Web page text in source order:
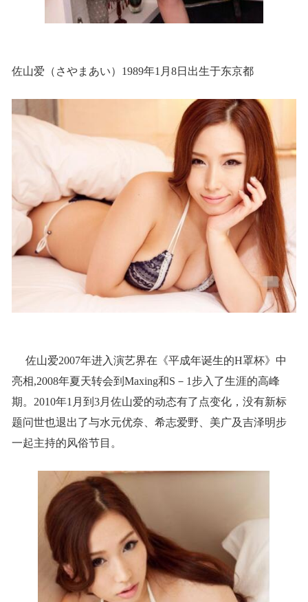
佐山爱（さやまあい）1989年1月8日出生于东京都
佐山爱2007年进入演艺界在《平成年诞生的H罩杯》中
亮相,2008年夏天转会到Maxing和S－1步入了生涯的高峰
期。2010年1月到3月佐山爱的动态有了点变化，没有新标
题问世也退出了与水元优奈、希志爱野、美广及吉泽明步
一起主持的风俗节目。